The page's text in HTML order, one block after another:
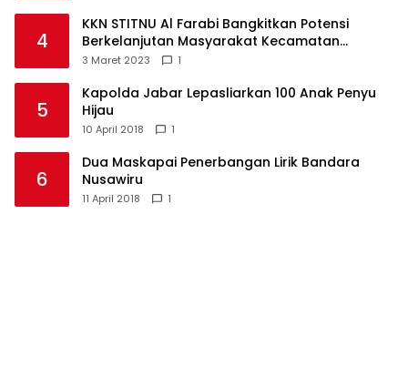
4
KKN STITNU Al Farabi Bangkitkan Potensi
Berkelanjutan Masyarakat Kecamatan
Langkaplancar
3 Maret 2023 1
5
Kapolda Jabar Lepasliarkan 100 Anak Penyu
Hijau
10 April 2018 1
6
Dua Maskapai Penerbangan Lirik Bandara
Nusawiru
11 April 2018 1